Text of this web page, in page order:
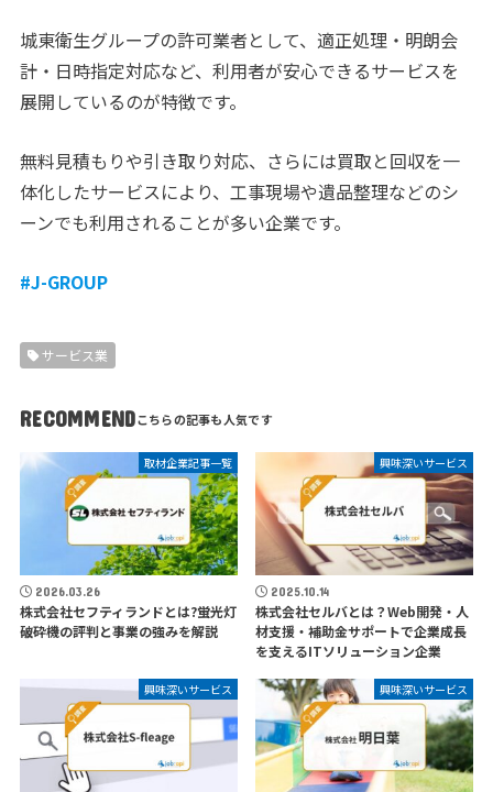
城東衛生グループの許可業者として、適正処理・明朗会
計・日時指定対応など、利用者が安心できるサービスを
展開しているのが特徴です。
無料見積もりや引き取り対応、さらには買取と回収を一
体化したサービスにより、工事現場や遺品整理などのシ
ーンでも利用されることが多い企業です。
#J-GROUP
サービス業
RECOMMEND
取材企業記事一覧
2026.03.26
株式会社セフティランドとは?蛍光灯
破砕機の評判と事業の強みを解説
興味深いサービス
2025.10.14
株式会社セルバとは？Web開発・人
材支援・補助金サポートで企業成長
を支えるITソリューション企業
興味深いサービス 興味深いサービス